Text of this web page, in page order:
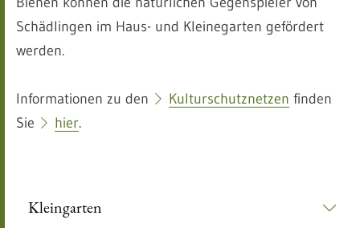
Schädlingen im Haus- und Kleinegarten gefördert
werden.
Informationen zu den Kulturschutznetzen finden
Sie
hier.
Kleingarten